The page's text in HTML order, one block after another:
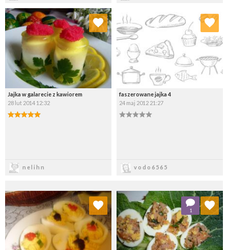
Jajka w galarecie z kawiorem
28 lut 2014 12:32
nelihn
Dodaj do ulubionych
Wybierz listę:
faszerowane jajka 4
24 maj 2012 21:27
vodo6565
Dodaj do ulubionych
Wybierz listę:
Dodaj do ulubionych
Wybierz listę:
1
Dodaj do ulubionych
Wybierz listę: